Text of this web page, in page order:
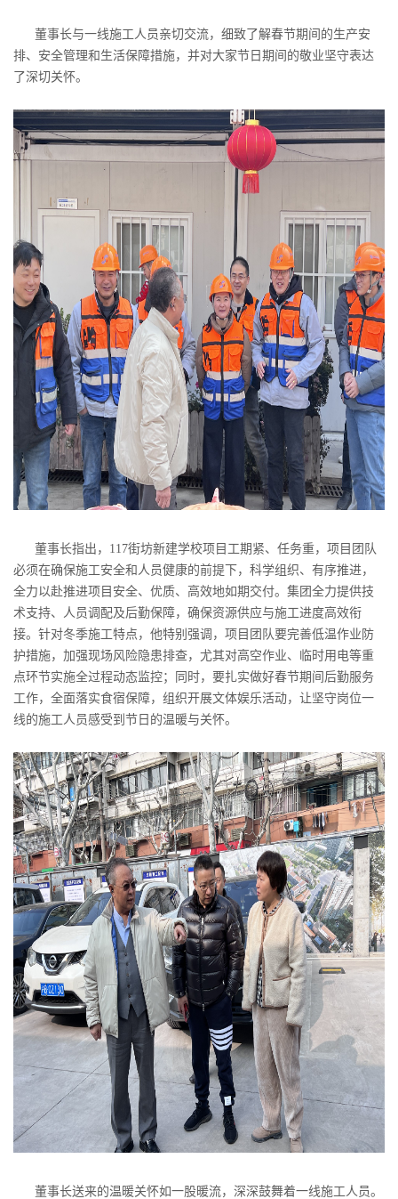
董事长与一线施工人员亲切交流，细致了解春节期间的生产安
排、安全管理和生活保障措施，并对大家节日期间的敬业坚守表达
了深切关怀。
董事长指出，117街坊新建学校项目工期紧、任务重，项目团队
必须在确保施工安全和人员健康的前提下，科学组织、有序推进，
全力以赴推进项目安全、优质、高效地如期交付。集团全力提供技
术支持、人员调配及后勤保障，确保资源供应与施工进度高效衔
接。针对冬季施工特点，他特别强调，项目团队要完善低温作业防
护措施，加强现场风险隐患排查，尤其对高空作业、临时用电等重
点环节实施全过程动态监控；同时，要扎实做好春节期间后勤服务
工作，全面落实食宿保障，组织开展文体娱乐活动，让坚守岗位一
线的施工人员感受到节日的温暖与关怀。
董事长送来的温暖关怀如一股暖流，深深鼓舞着一线施工人员。